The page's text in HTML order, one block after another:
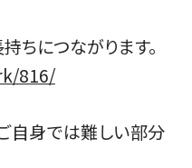
ちにつながります。
816/
自身では難しい部分